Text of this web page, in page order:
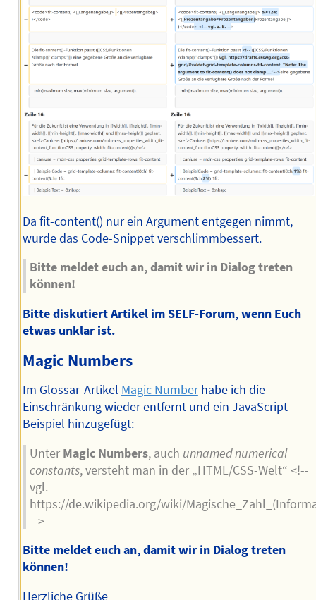
Da fit-content() nur ein Argument entgegen nimmt,
wurde das Code-Snippet verschlimmbessert.
Bitte meldet euch an, damit wir in Dialog treten
können!
Bitte diskutiert Artikel im SELF-Forum, wenn Euch
etwas unklar ist.
Magic Numbers
Im Glossar-Artikel Magic Numberhabe ich die
Einschränkung wieder entfernt und ein JavaScript-
Beispiel hinzugefügt:
Unter Magic Numbers, auch unnamed numerical
constants, versteht man in der „HTML/CSS-Welt“ <!--
vgl.
https://de.wikipedia.org/wiki/
-->
Bitte meldet euch an, damit wir in Dialog treten
können!
Herzliche Grüße